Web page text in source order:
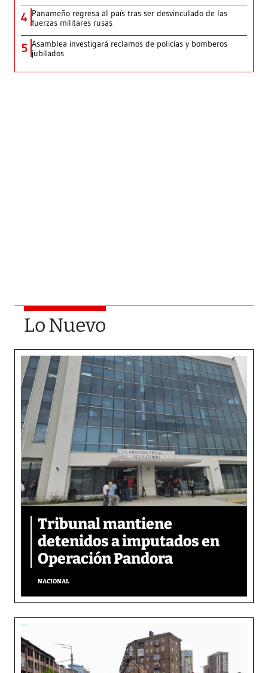
4 Panameño regresa al país tras ser desvinculado de las
fuerzas militares rusas
5 Asamblea investigará reclamos de policías y bomberos
jubilados
Lo Nuevo
Tribunal mantiene
detenidos a imputados en
Operación Pandora
NACIONAL